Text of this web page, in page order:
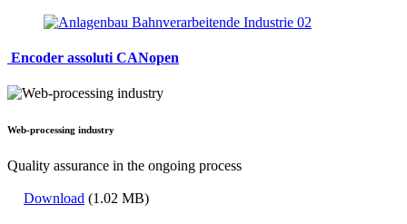
Encoder assoluti CANopen
Web-processing industry
Quality assurance in the ongoing process
Download (1.02 MB)